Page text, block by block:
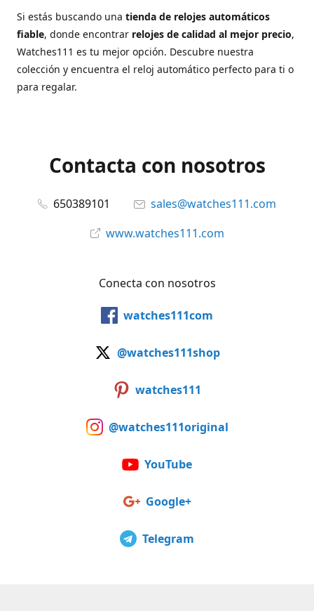
Si estás buscando una tienda de relojes automáticos
fiable, donde encontrar relojes de calidad al mejor precio,
Watches111 es tu mejor opción. Descubre nuestra
colección y encuentra el reloj automático perfecto para ti o
para regalar.
Contacta con nosotros
650389101
sales@watches111.com
www.watches111.com
Conecta con nosotros
watches111com
@watches111shop
watches111
@watches111original
YouTube
Google+
Telegram